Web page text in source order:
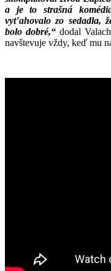
a je to strašná
vyťahovalo zo sedadla,
bolo dobré,“ dodal
navštevuje vždy, keď mu